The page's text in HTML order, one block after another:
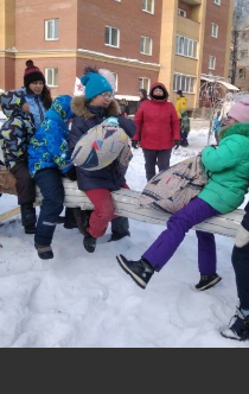
проспект, 34
›
в проводах зимы